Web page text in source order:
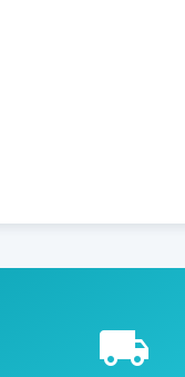
local_shipping